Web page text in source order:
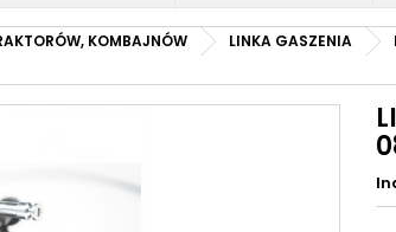
KOMBAJNÓW LINKA GASZENIA